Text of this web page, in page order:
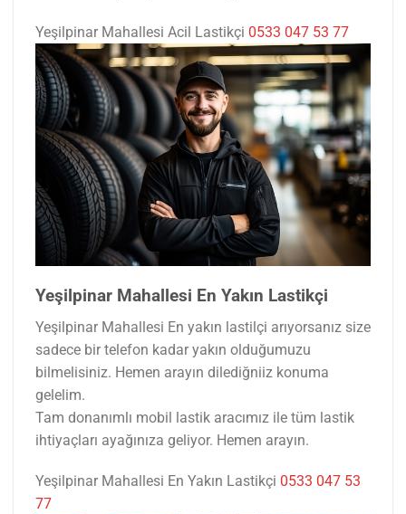
Yeşilpinar Mahallesi Acil Lastikçi 0533 047 53 77
Yeşilpinar Mahallesi En Yakın Lastikçi
Yeşilpinar Mahallesi En yakın lastilçi arıyorsanız size
sadece bir telefon kadar yakın olduğumuzu
bilmelisiniz. Hemen arayın dilediğniiz konuma
gelelim.
Tam donanımlı mobil lastik aracımız ile tüm lastik
ihtiyaçları ayağınıza geliyor. Hemen arayın.
Yeşilpinar Mahallesi En Yakın Lastikçi 0533 047 53
77